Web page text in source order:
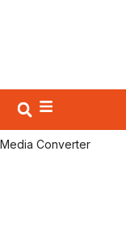
Converter